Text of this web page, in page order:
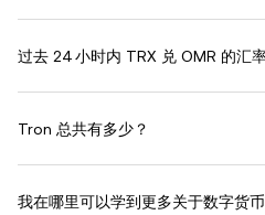
过去 24 小时内 TRX 兑 OMR 的汇
Tron 总共有多少？
我在哪里可以学到更多关于数字货